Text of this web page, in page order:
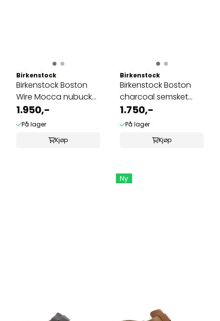
Birkenstock
Birkenstock Boston
Wire Mocca nubuck
skinn normal
1.950,-
På lager
Kjøp
Birkenstock
Birkenstock Boston
charcoal semsket
skinn normal
1.750,-
På lager
Kjøp
Ny